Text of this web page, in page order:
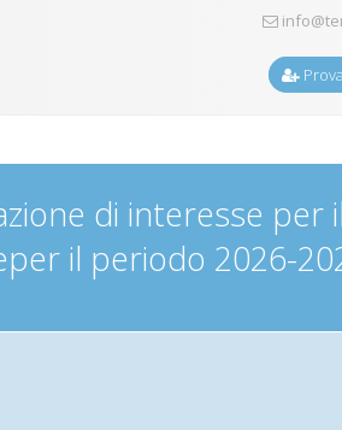
di interesse per
il periodo 2026-